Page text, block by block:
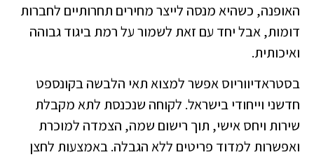
האופנה, כשהיא מנסה לייצר מחירים תחרותיים לחברות
דומות, אבל יחד עם זאת לשמור על רמת ביגוד גבוהה
ואיכותית.
בסטראדיווריוס אפשר למצוא תאי הלבשה בקונספט
חדשני וייחודי בישראל. לקוחה שנכנסת לתא מקבלת
שירות ויחס אישי, תוך רישום שמה, הצמדה למוכרת
ואפשרות למדוד פריטים ללא הגבלה. באמצעות לחצן